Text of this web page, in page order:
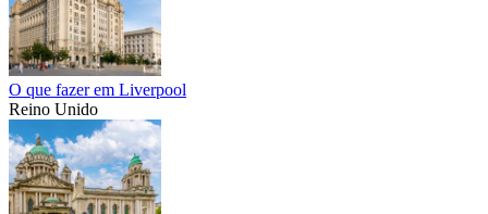
O que fazer em Liverpool
Reino Unido